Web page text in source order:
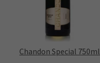
Chandon Special 750ml